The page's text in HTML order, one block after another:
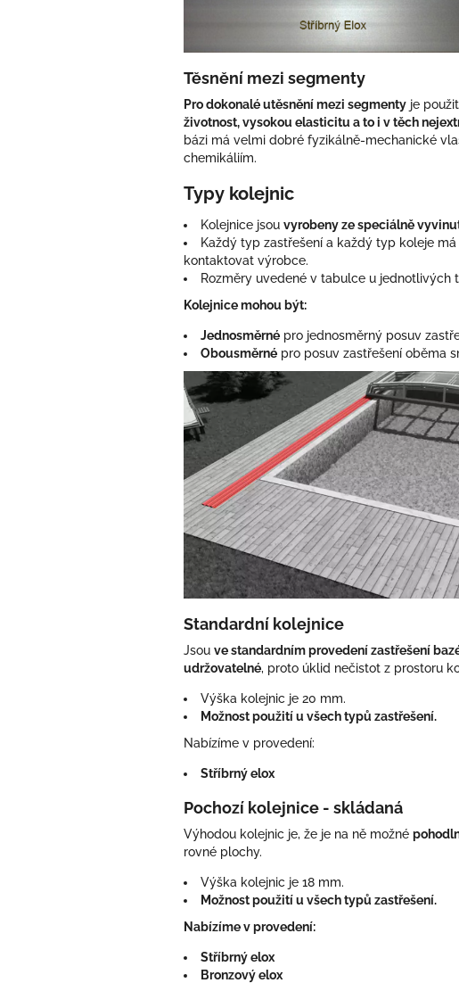
Těsnění mezi segmenty
Pro dokonalé utěsnění mezi segmenty je
životnost, vysokou elasticitu a to i v těch
bázi má velmi dobré fyzikálně-mechanické
chemikáliím.
Typy kolejnic
Kolejnice jsou vyrobeny ze speciálně
Každý typ zastřešení a každý typ koleje
kontaktovat výrobce.
Rozměry uvedené v tabulce u jednotlivých
Kolejnice mohou být:
Jednosměrné pro jednosměrný posuv
Obousměrné pro posuv zastřešení oběma
Standardní kolejnice
Jsou ve standardním provedení zastřešení
udržovatelné, proto úklid nečistot z prostoru
Výška kolejnic je 20 mm.
Možnost použití u všech typů zastřešení.
Nabízíme v provedení:
Stříbrný elox
Pochozí kolejnice - skládaná
Výhodou kolejnic je, že je na ně možné
rovné plochy.
Výška kolejnic je 18 mm.
Možnost použití u všech typů zastřešení.
Nabízíme v provedení:
Stříbrný elox
Bronzový elox